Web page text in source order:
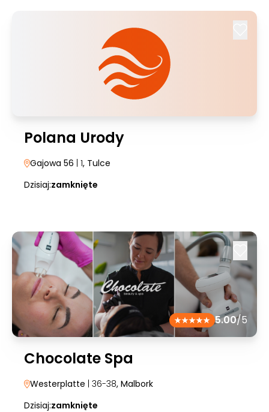
Polana Urody
Gajowa 56 | 1, Tulce
Dzisiaj:zamknięte
5.00/5
Chocolate Spa
Westerplatte | 36-38, Malbork
Dzisiaj:zamknięte